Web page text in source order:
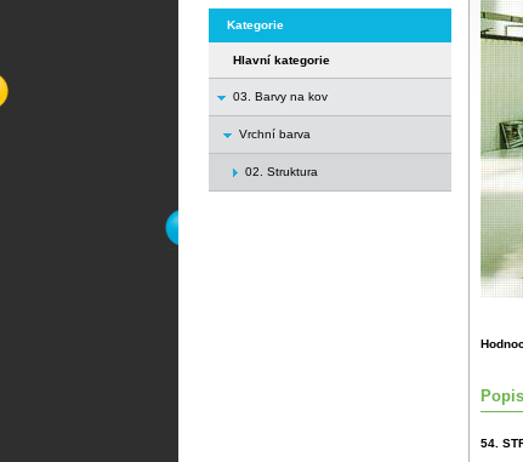
Kategorie
Hlavní kategorie
03. Barvy na kov
Vrchní barva
02. Struktura
Popis
54.